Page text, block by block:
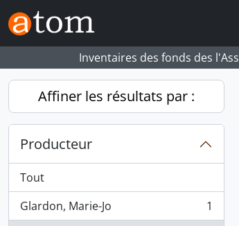
Skip to main content
Inventaires des fonds des
Affiner les résultats par :
Producteur
Tout
Glardon, Marie-Jo
, 1 résultats
1